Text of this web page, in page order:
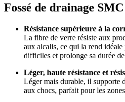
Fossé de drainage SMC
Résistance supérieure à la
La fibre de verre résiste aux
aux alcalis, ce qui la rend
difficiles et prolonge sa durée
Léger, haute résistance et
Léger mais durable, il supporte
aux chocs, parfait pour les